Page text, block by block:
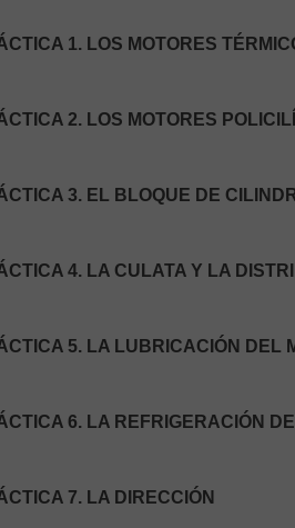
1. LOS MOTORES
2. LOS MOTORES
3. EL BLOQUE DE
4. LA CULATA Y LA
5. LA LUBRICACIÓN DEL
6. LA REFRIGERACIÓN
7. LA DIRECCIÓN